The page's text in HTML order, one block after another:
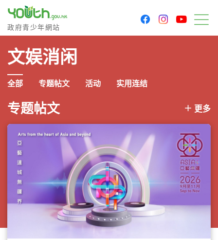
政府青少年网站
政府青少年網站
facebookinstagram
文娱消闲
全部 专题帖文 活动 实用连结
专题帖文 更多